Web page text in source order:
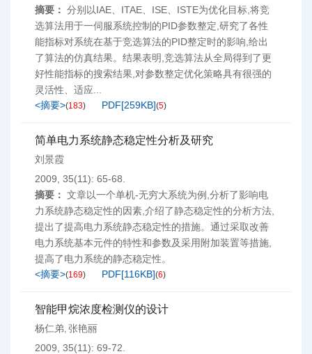
摘要： 分别以IAE、ITAE、ISE、ISTE为优化目标,将竞
选算法用于一伺服系统控制的PID参数整定,研究了各性
能指标对系统在基于竞选算法的PID整定时的影响,给出
了算法的仿真结果。结果表明,竞选算法从全局得到了更
好性能指标的搜索结果,对参数整定优化策略具有很强的
灵活性、适应...
<摘要>(183) PDF[259KB](5)
简单电力系统静态稳定性分析及研究
刘景霞
2009, 35(11): 65-68.
摘要： 文章以一个单机-无穷大系统为例,分析了影响电
力系统静态稳定性的因素,介绍了静态稳定性的分析方法,
提出了提高电力系统静态稳定性的措施。通过采取改善
电力系统基本元件的特性和参数及采用附加装置等措施,
提高了电力系统的静态稳定性。
<摘要>(169) PDF[116KB](6)
智能甲烷浓度检测仪的设计
杨仁弟, 张艳丽
2009, 35(11): 69-72.